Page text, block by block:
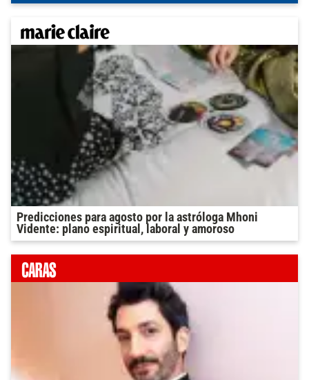
Predicciones para agosto por la astróloga Mhoni
Vidente: plano espiritual, laboral y amoroso